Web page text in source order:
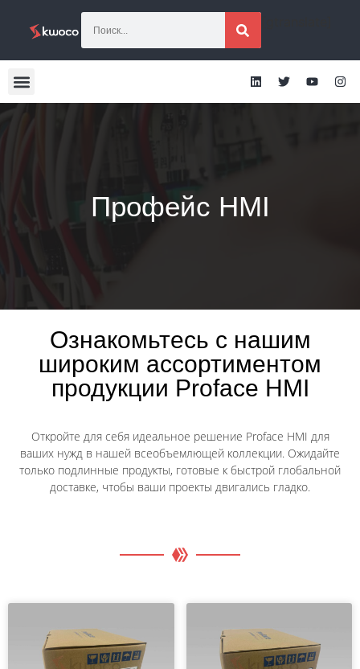
Профейс HMI
Ознакомьтесь с нашим
широким ассортиментом
продукции Proface HMI
Откройте для себя идеальное решение Proface HMI для
ваших нужд в нашей всеобъемлющей коллекции. Ожидайте
только подлинные продукты, готовые к быстрой глобальной
доставке, чтобы ваши проекты двигались гладко.